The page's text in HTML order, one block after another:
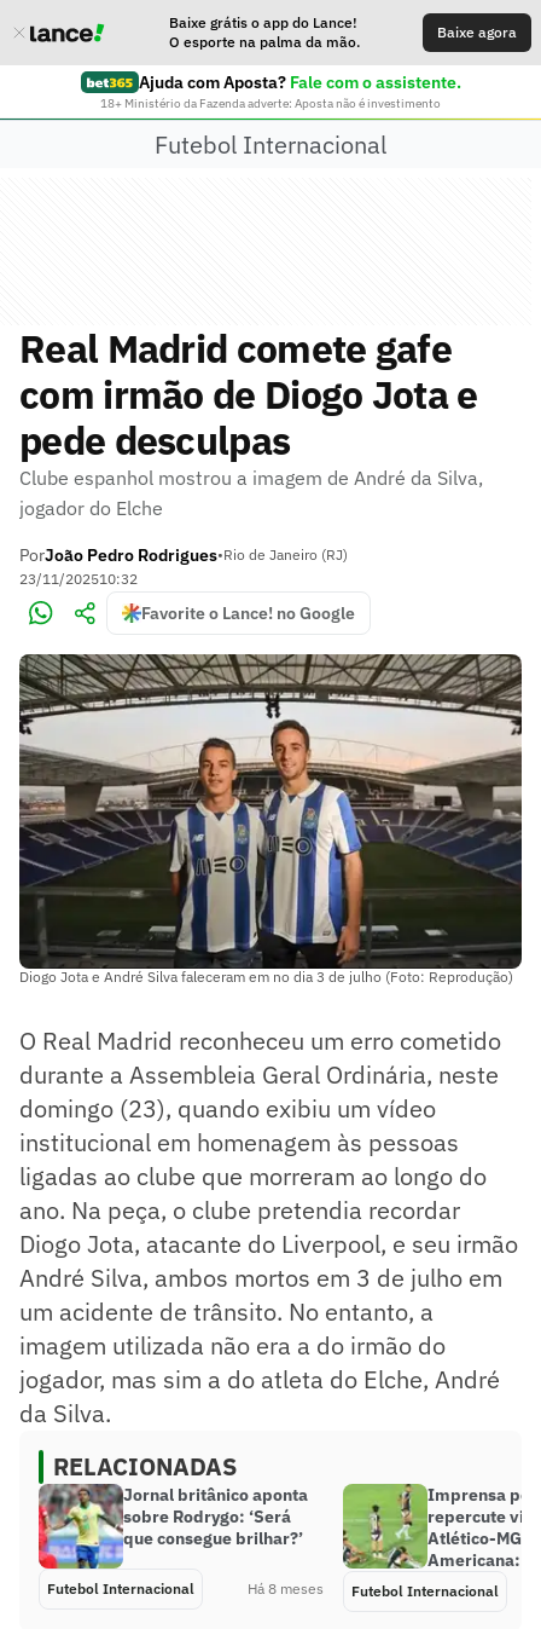
Baixe grátis o app do Lance!
O esporte na palma da mão.
Baixe agora
Ajuda com Aposta? Fale com o assistente.
18+ Ministério da Fazenda adverte: Aposta não é investimento
Futebol Internacional
Real Madrid comete gafe
com irmão de Diogo Jota e
pede desculpas
Clube espanhol mostrou a imagem de André da Silva,
jogador do Elche
PorJoão Pedro Rodrigues•Rio de Janeiro (RJ)
23/11/202510:32
Favorite o Lance! no Google
Diogo Jota e André Silva faleceram em no dia 3 de julho (Foto: Reprodução)
O Real Madrid reconheceu um erro cometido
durante a Assembleia Geral Ordinária, neste
domingo (23), quando exibiu um vídeo
institucional em homenagem às pessoas
ligadas ao clube que morreram ao longo do
ano. Na peça, o clube pretendia recordar
Diogo Jota, atacante do Liverpool, e seu irmão
André Silva, ambos mortos em 3 de julho em
um acidente de trânsito. No entanto, a
imagem utilizada não era a do irmão do
jogador, mas sim a do atleta do Elche, André
da Silva.
RELACIONADAS
Jornal britânico aponta
sobre Rodrygo: ‘Será
que consegue brilhar?’
Futebol Internacional Há 8 meses
Imprensa
repercute
Atlético-MG
Americana:
Futebol Internacional